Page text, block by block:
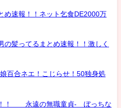
め速報！！ネット乞食DE2000万
の髪ってるまとめ速報！！激しく
百合ネエ！こじらせ！50独身処
！！ 永遠の無職童貞- ぼっちな